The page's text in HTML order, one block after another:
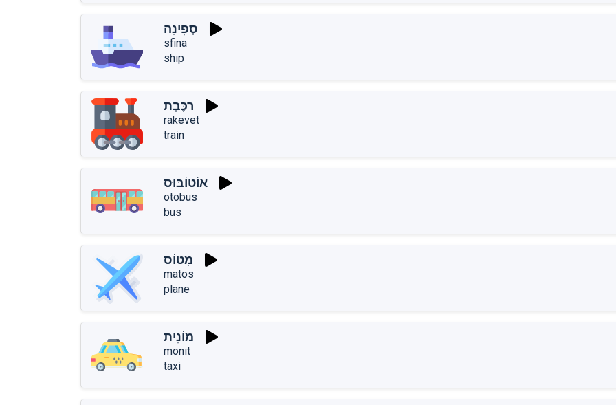
סְפִינָה
sfina
ship
רַכֶּבֶת
rakevet
train
אוֹטוֹבּוּס
otobus
bus
מָטוֹס
matos
plane
מוֹנִית
monit
taxi